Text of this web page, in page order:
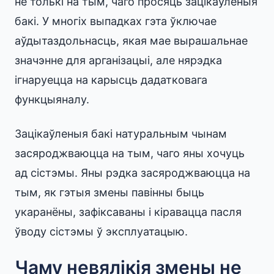
бакі. У многіх выпадках гэта ўключае
аўдытаздольнасць, якая мае вырашальнае
значэнне для арганізацыі, але нярэдка
ігнаруецца на карысць дадатковага
функцыяналу.
Зацікаўленыя бакі натуральным чынам
засяроджваюцца на тым, чаго яны хочуць
ад сістэмы. Яны рэдка засяроджваюцца на
тым, як гэтыя змены павінны быць
укаранёны, зафіксаваны і кіравацца пасля
ўводу сістэмы ў эксплуатацыю.
Чаму невялікія змены не